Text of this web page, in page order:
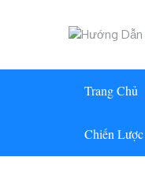
Trang Chủ
Chiến